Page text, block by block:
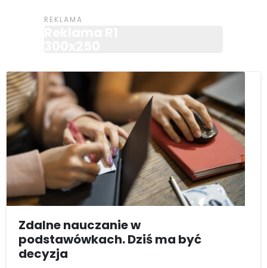
Zdalne nauczanie w
podstawówkach. Dziś ma być
decyzja